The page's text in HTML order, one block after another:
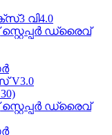
വി4.0
ഡ്രൈവ്
V3.0
ഡ്രൈവ്